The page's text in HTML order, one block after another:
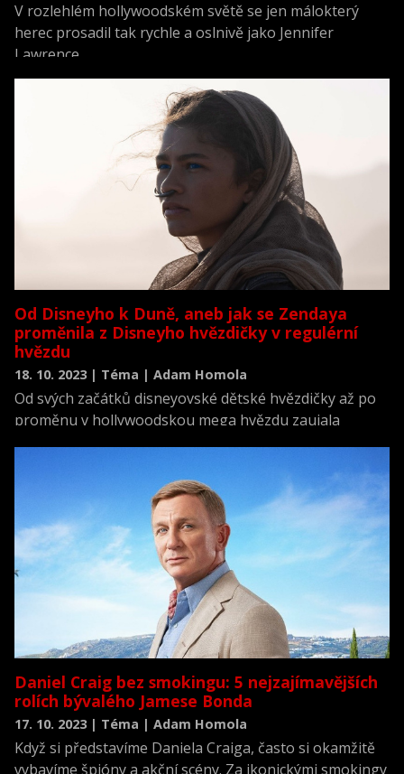
V rozlehlém hollywoodském světě se jen málokterý
herec prosadil tak rychle a oslnivě jako Jennifer
Lawrence.
Od Disneyho k Duně, aneb jak se Zendaya
proměnila z Disneyho hvězdičky v regulérní
hvězdu
18. 10. 2023 | Téma | Adam Homola
Od svých začátků disneyovské dětské hvězdičky až po
proměnu v hollywoodskou mega hvězdu zaujala
Daniel Craig bez smokingu: 5 nejzajímavějších
rolích bývalého Jamese Bonda
17. 10. 2023 | Téma | Adam Homola
Když si představíme Daniela Craiga, často si okamžitě
vybavíme špióny a akční scény. Za ikonickými smokingy